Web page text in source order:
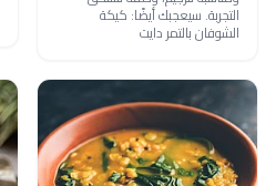
التجربة. سيعجبك أيضًا: كيكة
الشوفان بالتمر دايت